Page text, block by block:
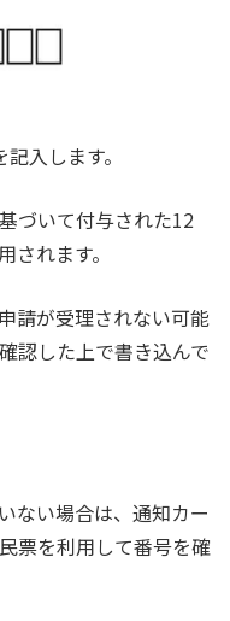
入します。
づいて付与された12
れます。
請が受理されない可能
認した上で書き込んで
ない場合は、通知カー
票を利用して番号を確